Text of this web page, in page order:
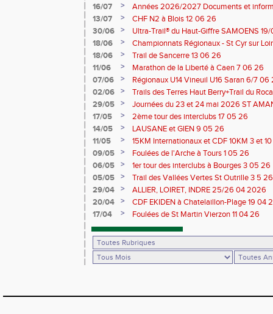
16/07
>
Années 2026/2027 Documents et
13/07
>
CHF N2 à Blois 12 06 26
30/06
>
Ultra-Trail® du Haut-Giffre SAMOENS
18/06
>
Championnats Régionaux - St Cyr sur
Saran 13/14 06 26
18/06 >
Trail de Sancerre 13 06 26
11/06
>
Marathon de la Liberté à Caen 7 06 26
07/06
>
Régionaux U14 Vineuil U16 Saran 6/7 06
02/06
>
Trails des Terres Haut Berry+Trail du
du Berry 30/31 05 2026
29/05 >
Journées du 23 et 24 mai 2026 ST
17/05
>
2ème tour des interclubs 17 05 26
14/05
>
LAUSANE et GIEN 9 05 26
11/05
>
15KM Internationaux et CDF 10KM 3 et
09/05
>
Foulées de l'Arche à Tours 1 05 26
06/05
>
1er tour des interclubs à Bourges 3 05 26
05/05
>
Trail des Vallées Vertes St Outrille 3 5 26
29/04
>
ALLIER, LOIRET, INDRE 25/26 04 2026
20/04
>
CDF EKIDEN à Chatelaillon-Plage 19 04
17/04
> Foulées de St Martin Vierzon 11 04 26